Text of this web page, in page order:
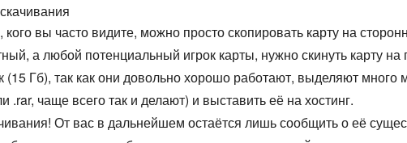
вы часто видите, можно просто скопировать карту на
а любой потенциальный игрок карты, нужно скинуть карту
Гб), так как они довольно хорошо работают, выделяют
.rar, чаще всего так и делают) и выставить её на хостинг.
От вас в дальнейшем остаётся лишь сообщить о её